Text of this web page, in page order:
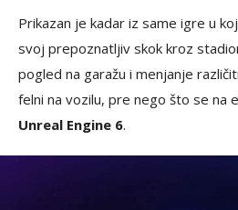
Prikazan je kadar iz same igre u
svoj prepoznatljiv skok kroz
pogled na garažu i menjanje
felni na vozilu, pre nego što se na
Unreal Engine 6.